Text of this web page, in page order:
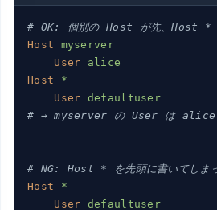
# OK: 個別の Host が先、Host *
Host
myserver
User
alice
Host
*
User defaultuser
# → myserver の User は alice（
# NG: Host * を先頭に書いてしま
Host
*
User defaultuser